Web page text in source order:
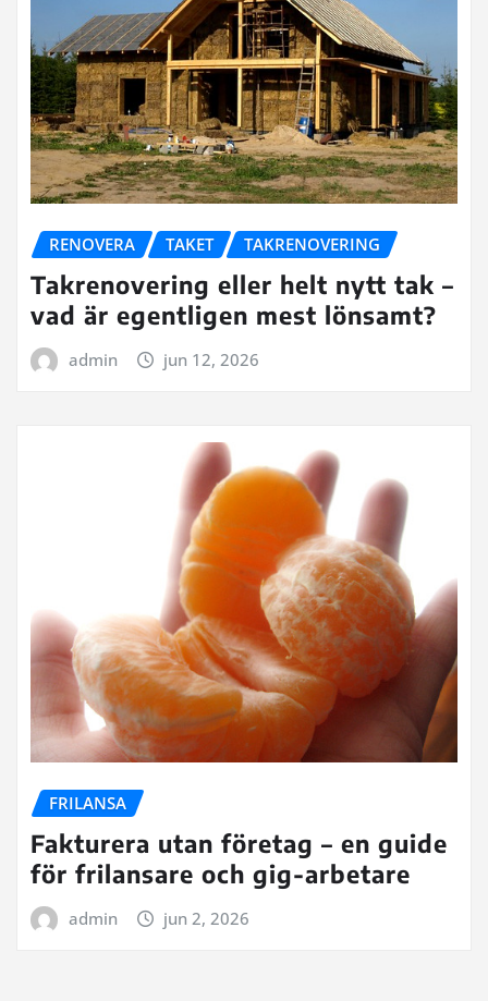
RENOVERA TAKET TAKRENOVERING
Takrenovering eller helt nytt tak –
vad är egentligen mest lönsamt?
admin jun 12, 2026
FRILANSA
Fakturera utan företag – en guide
för frilansare och gig-arbetare
admin jun 2, 2026